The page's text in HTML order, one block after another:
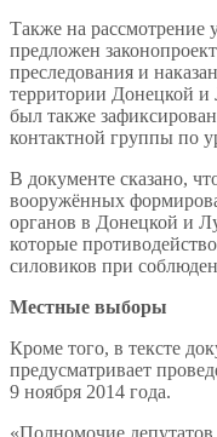
Также на рассмотрение
предложен
преследования и
территории Донецкой
был также
контактной группы по
В документе сказано,
вооружённых
органов в Донецкой и
которые
силовиков при
Местные выборы
Кроме того, в тексте
предусматривает
9 ноября 2014 года.